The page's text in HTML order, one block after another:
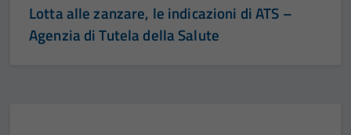
Lotta alle zanzare, le indicazioni di ATS –
Agenzia di Tutela della Salute